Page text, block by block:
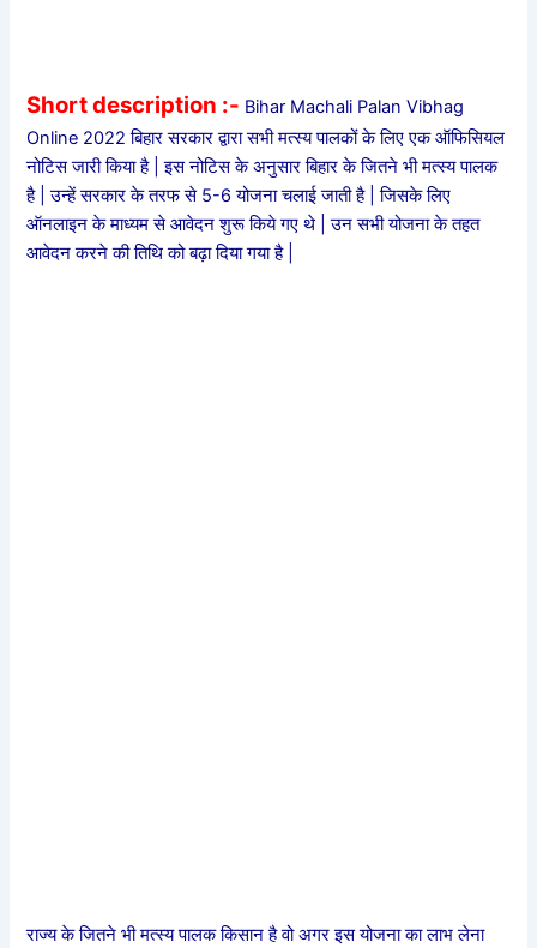
Short description :- Bihar Machali Palan Vibhag
Online 2022 बिहार सरकार द्वारा सभी मत्स्य पालकों के लिए एक ऑफिसियल
नोटिस जारी किया है | इस नोटिस के अनुसार बिहार के जितने भी मत्स्य पालक
है | उन्हें सरकार के तरफ से 5-6 योजना चलाई जाती है | जिसके लिए
ऑनलाइन के माध्यम से आवेदन शुरू किये गए थे | उन सभी योजना के तहत
आवेदन करने की तिथि को बढ़ा दिया गया है |
राज्य के जितने भी मत्स्य पालक किसान है वो अगर इस योजना का लाभ लेना